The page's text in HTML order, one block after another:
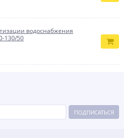
водоснабжения
130/50
ПОДПИСАТЬСЯ